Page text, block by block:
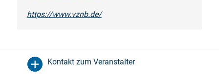
https://www.vznb.de/
Kontakt zum Veranstalter